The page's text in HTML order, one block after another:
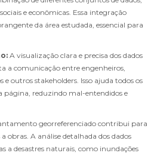
e econômicas. Essa integração
da área estudada, essencial para
A visualização clara e precisa dos dados
a comunicação entre engenheiros,
outros stakeholders. Isso ajuda todos os
página, reduzindo mal-entendidos e
georreferenciado contribui para
obras. A análise detalhada dos dados
a desastres naturais, como inundações